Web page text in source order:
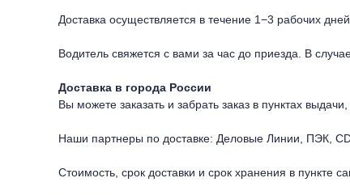
Доставка осуществляется в течение 1−3 рабочих
Водитель свяжется с вами за час до приезда. В
Доставка в города России
Вы можете заказать и забрать заказ в пунктах
Наши партнеры по доставке: Деловые Линии, ПЭК,
Стоимость, срок доставки и срок хранения в пункте